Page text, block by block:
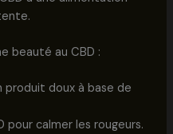
beauté au CBD :
produit doux à base de
pour calmer les rougeurs.